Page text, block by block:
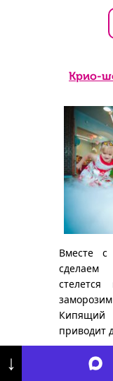
Крио-
Вместе
приводит
↓